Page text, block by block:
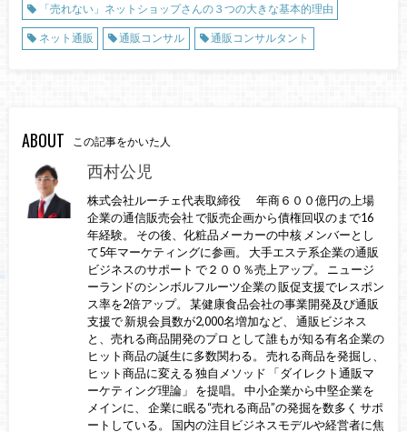
「売れない」ネットショップさんの３つの大きな基本的理由
ネット通販 通販コンサル 通販コンサルタント
ABOUT この記事をかいた人
西村公児
株式会社ルーチェ代表取締役 年商６００億円の上場
企業の通信販売会社 で販売企画から債権回収のまで16
年経験。 その後、化粧品メーカーの中核 メンバーとし
て5年マーケティングに参画。 大手エステ系企業の通販
ビジネスのサポート で２００％売上アップ。 ニュージ
ーランドのシンボルフルーツ企業の 販促支援でレスポン
ス率を2倍アップ。 某健康食品会社の事業開発及び通販
支援で 新規会員数が2,000名増加など、 通販ビジネス
と、売れる商品開発のプロ として誰もが知る有名企業の
ヒット商品の誕生に多数関わる。 売れる商品を発掘し、
ヒット商品に変える 独自メソッド 「ダイレクト通販マ
ーケティング理論」 を提唱。 中小企業から中堅企業を
メインに、 企業に眠る“売れる商品”の発掘を数多く サポ
ートしている。 国内の注目ビジネスモデルや経営者に焦